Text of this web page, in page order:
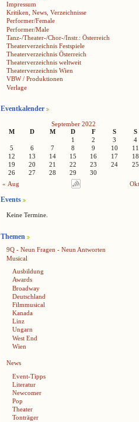
Impressum
Kritiken, News, Verzeichnisse
Performer/Female
Performer/Male
Tanz-/Theater-/Chor-/Instr.: Österreich
Theaterverzeichnis Festspiele
Theaterverzeichnis Österreich
Theaterverzeichnis weltweit
Theaterverzeichnis Wien
VBW / Produktionen
Verlage
Eventkalender
September 2022
M
D M D F S
S
1
2 3
4
5
6 7 8 9 10
11
12
13 14 15 16 17
18
19
20 21 22 23 24
25
26
27 28 29
30
« Aug
Events
Keine Termine.
Themen
9Q - Neun Fragen - Neun Antworten
Musical
Ausbildung
Awards
Broadway
Deutschland
Filmmusical
Kanada
Linz
Ungarn
West End
Wien
News
Event-Tipps
Literatur
Newcomer
Pop
Theater
Tonträger